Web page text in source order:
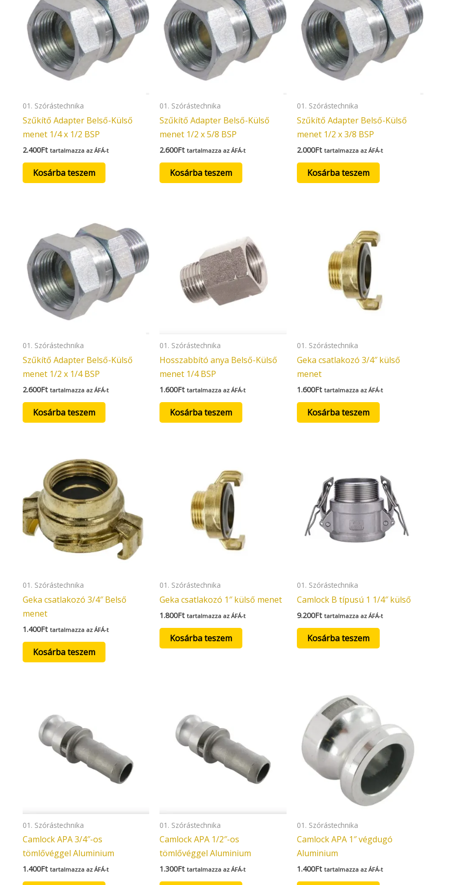
01. Szórástechnika
Szűkítő Adapter Belső-Külső
menet 1/4 x 1/2 BSP
2.400Ft tartalmazza az ÁFÁ-t
Kosárba teszem
01. Szórástechnika
Szűkítő Adapter Belső-Külső
menet 1/2 x 5/8 BSP
2.600Ft tartalmazza az ÁFÁ-t
Kosárba teszem
01. Szórástechnika
Szűkítő Adapter Belső-Külső
menet 1/2 x 3/8 BSP
2.000Ft tartalmazza az ÁFÁ-t
Kosárba teszem
01. Szórástechnika
Szűkítő Adapter Belső-Külső
menet 1/2 x 1/4 BSP
2.600Ft tartalmazza az ÁFÁ-t
Kosárba teszem
01. Szórástechnika
Hosszabbító anya Belső-Külső
menet 1/4 BSP
1.600Ft tartalmazza az ÁFÁ-t
Kosárba teszem
01. Szórástechnika
Geka csatlakozó 3/4″ külső
menet
1.600Ft tartalmazza az ÁFÁ-t
Kosárba teszem
01. Szórástechnika
Geka csatlakozó 3/4″ Belső
menet
1.400Ft tartalmazza az ÁFÁ-t
Kosárba teszem
01. Szórástechnika
Geka csatlakozó 1″ külső menet
1.800Ft tartalmazza az ÁFÁ-t
Kosárba teszem
01. Szórástechnika
Camlock B típusú 1 1/4″ külső
9.200Ft tartalmazza az ÁFÁ-t
Kosárba teszem
01. Szórástechnika
Camlock APA 3/4″-os
tömlővéggel Aluminium
1.400Ft tartalmazza az ÁFÁ-t
01. Szórástechnika
Camlock APA 1/2″-os
tömlővéggel Aluminium
1.300Ft tartalmazza az ÁFÁ-t
01. Szórástechnika
Camlock APA 1″ végdugó
Aluminium
1.400Ft tartalmazza az ÁFÁ-t